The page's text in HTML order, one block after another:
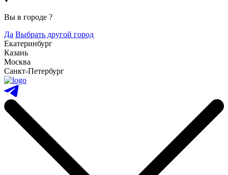
Вы в городе ?
Да Выбрать другой город
Екатеринбург
Казань
Москва
Санкт-Петербург